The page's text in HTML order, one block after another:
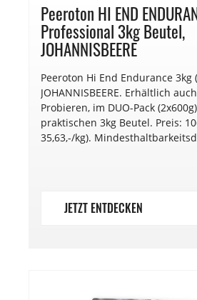
Peeroton HI END
Professional 3kg Beutel,
JOHANNISBEERE
Peeroton Hi End Endurance
JOHANNISBEERE. Erhältlich
Probieren, im DUO-Pack
praktischen 3kg Beutel. Preis:
35,63,-/kg).
JETZT ENTDECKEN